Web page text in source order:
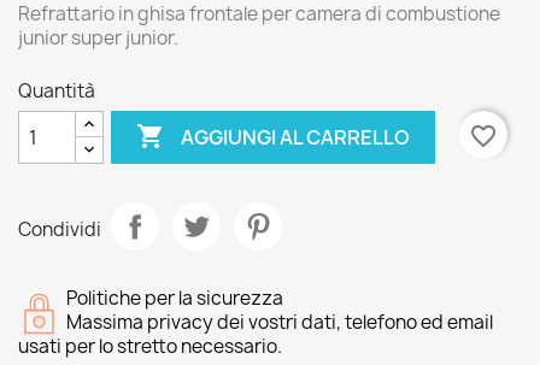
Refrattario in ghisa frontale per camera di combustione
junior super junior.
Quantità
 AGGIUNGI AL CARRELLO favorite_border
Condividi
Politiche per la sicurezza
Massima privacy dei vostri dati, telefono ed email
usati per lo stretto necessario.